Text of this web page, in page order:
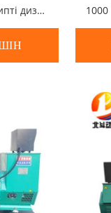
23 КВА Cummins Silent типті дизельді генераторлар жинағы